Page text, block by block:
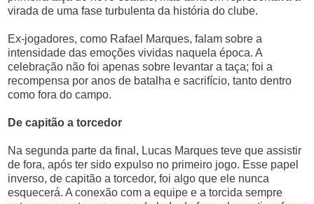
virada de uma fase turbulenta da história do clube.
Ex-jogadores, como Rafael Marques, falam sobre a
intensidade das emoções vividas naquela época. A
celebração não foi apenas sobre levantar a taça; foi a
recompensa por anos de batalha e sacrifício, tanto dentro
como fora do campo.
De capitão a torcedor
Na segunda parte da final, Lucas Marques teve que assistir
de fora, após ter sido expulso no primeiro jogo. Esse papel
inverso, de capitão a torcedor, foi algo que ele nunca
esquecerá. A conexão com a equipe e a torcida sempre